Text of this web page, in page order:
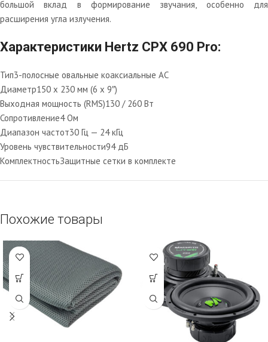
большой вклад в формирование звучания, особенно для
расширения угла излучения.
Характеристики Hertz CPX 690 Pro:
Тип3-полосные овальные коаксиальные АС
Диаметр150 x 230 мм (6 х 9″)
Выходная мощность (RMS)130 / 260 Вт
Сопротивление4 Ом
Диапазон частот30 Гц — 24 кГц
Уровень чувствительности94 дБ
КомплектностьЗащитные сетки в комплекте
Похожие товары